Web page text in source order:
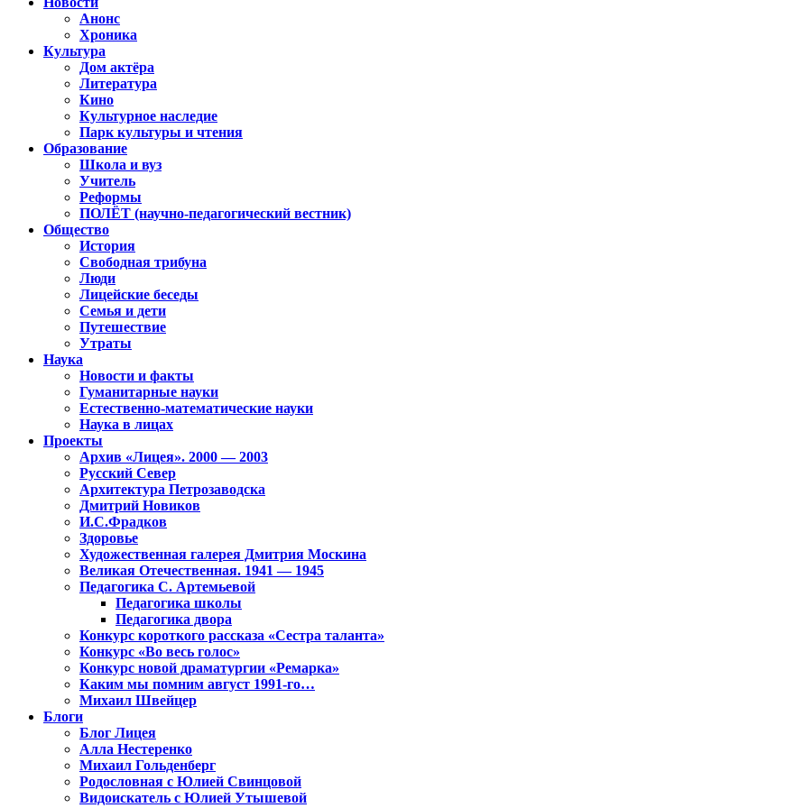
Анонс
Хроника
Культура
Дом актёра
Литература
Кино
Культурное наследие
Парк культуры и чтения
Образование
Школа и вуз
Учитель
Реформы
ПОЛЁТ (научно-педагогический вестник)
Общество
История
Свободная трибуна
Люди
Лицейские беседы
Семья и дети
Путешествие
Утраты
Наука
Новости и факты
Гуманитарные науки
Естественно-математические науки
Наука в лицах
Проекты
Архив «Лицея». 2000 — 2003
Русский Север
Архитектура Петрозаводска
Дмитрий Новиков
И.С.Фрадков
Здоровье
Художественная галерея Дмитрия Москина
Великая Отечественная. 1941 — 1945
Педагогика С. Артемьевой
Педагогика школы
Педагогика двора
Конкурс короткого рассказа «Сестра таланта»
Конкурс «Во весь голос»
Конкурс новой драматургии «Ремарка»
Каким мы помним август 1991-го…
Михаил Швейцер
Блоги
Блог Лицея
Алла Нестеренко
Михаил Гольденберг
Родословная с Юлией Свинцовой
Видоискатель с Юлией Утышевой